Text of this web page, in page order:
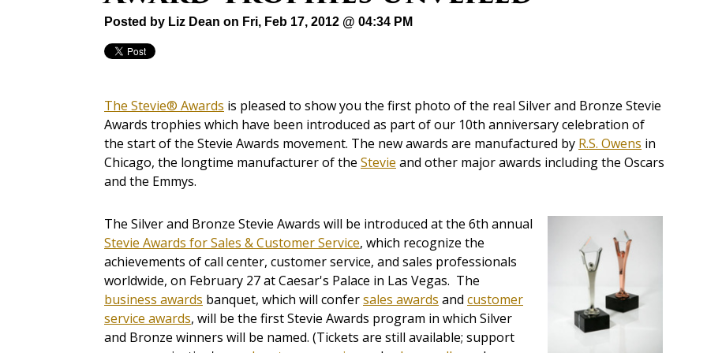
Posted by Liz Dean on Fri, Feb 17, 2012 @ 04:34 PM
The Stevie® Awards is pleased to show you the first photo of the real Silver and Bronze Stevie
Awards trophies which have been introduced as part of our 10th anniversary celebration of
the start of the Stevie Awards movement. The new awards are manufactured by R.S. Owens in
Chicago, the longtime manufacturer of the Stevie and other major awards including the Oscars
and the Emmys.
The Silver and Bronze Stevie Awards will be introduced at the 6th annual
Stevie Awards for Sales & Customer Service, which recognize the
achievements of call center, customer service, and sales professionals
worldwide, on February 27 at Caesar's Palace in Las Vegas. The
business awards banquet, which will confersales awards and customer
service awards, will be the first Stevie Awards program in which Silver
and Bronze winners will be named. (Tickets are still available; support